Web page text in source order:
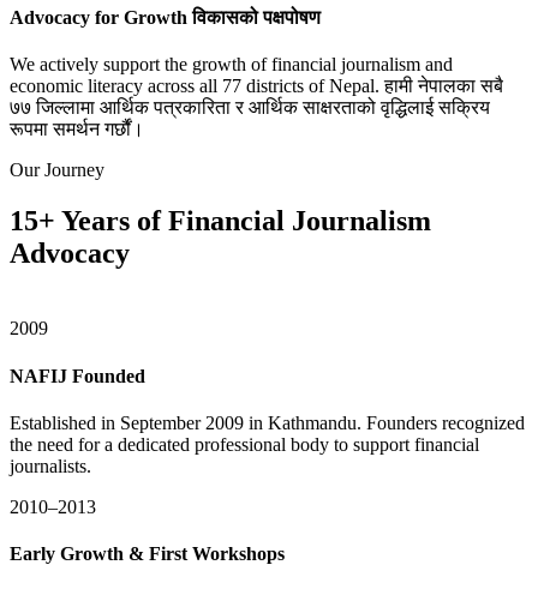
Advocacy for Growth विकासको पक्षपोषण
We actively support the growth of financial journalism and
economic literacy across all 77 districts of Nepal. हामी नेपालका सबै
७७ जिल्लामा आर्थिक पत्रकारिता र आर्थिक साक्षरताको वृद्धिलाई सक्रिय
रूपमा समर्थन गर्छौं।
Our Journey
15+ Years of Financial Journalism
Advocacy
2009
NAFIJ Founded
Established in September 2009 in Kathmandu. Founders recognized
the need for a dedicated professional body to support financial
journalists.
2010–2013
Early Growth & First Workshops